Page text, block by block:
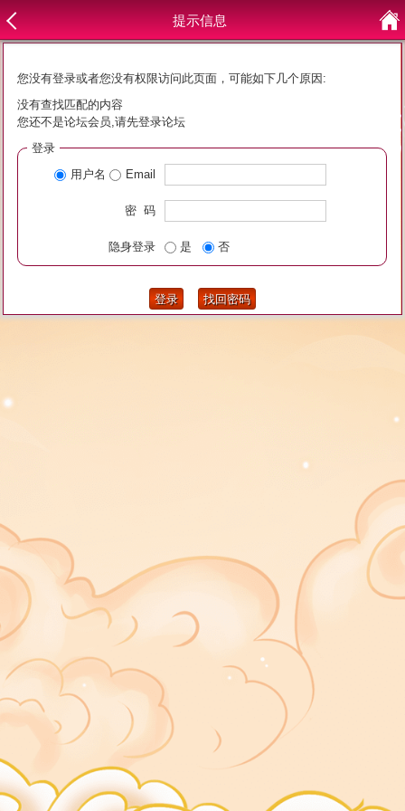
提示信息
您没有登录或者您没有权限访问此页面，可能如下几个原因:
没有查找匹配的内容
您还不是论坛会员,请先登录论坛
登录
用户名
Email
密 码
隐身登录 是 否